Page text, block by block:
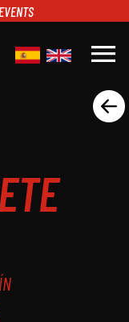
menu